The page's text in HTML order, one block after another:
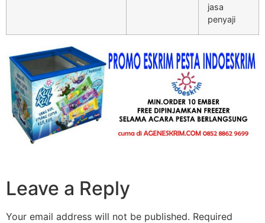
jasa
penyaji
Leave a Reply
Your email address will not be published. Required